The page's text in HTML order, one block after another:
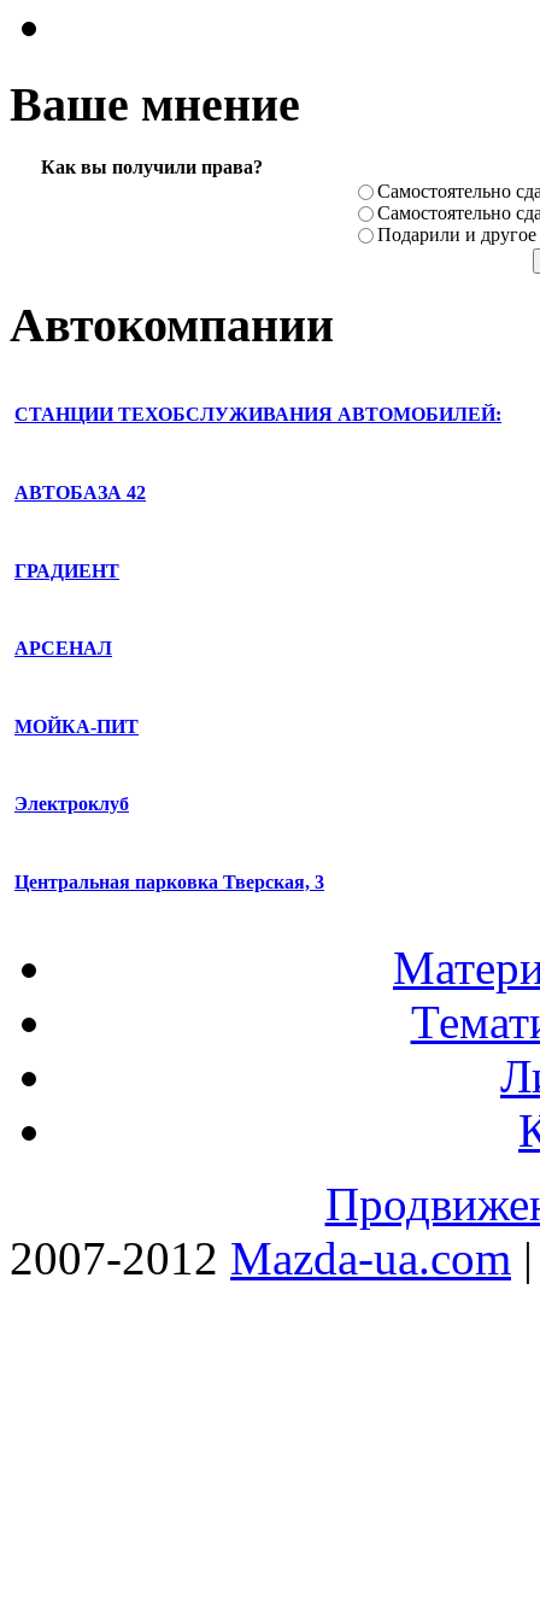
Ваше мнение
Как вы получили права?
Самостоя­тельно
Самостоя­тельно
Подарили­ и другое
Автокомпании
СТАНЦИИ ТЕХОБСЛУЖИВАНИЯ АВТОМОБИЛЕЙ:
АВТОБАЗА 42
ГРАДИЕНТ
АРСЕНАЛ
МОЙКА-ПИТ
Электроклуб
Центральная парковка Тверская, 3
2007-2012 Mazda-ua.com